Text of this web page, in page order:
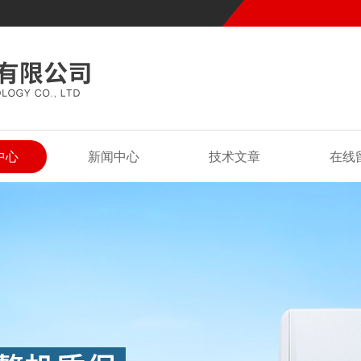
心 新闻中心 技术文章 在线